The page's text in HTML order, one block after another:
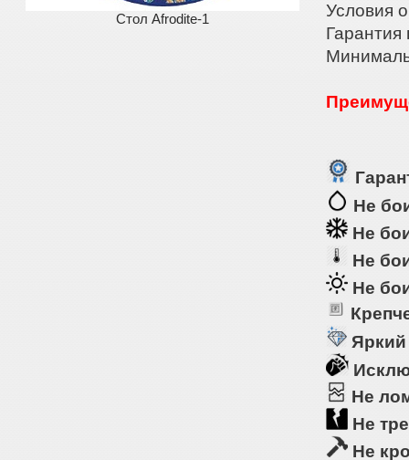
Стол Afrodite-1
Условия
Гарантия
Не
Не
Не
Не
Не
Не
Не